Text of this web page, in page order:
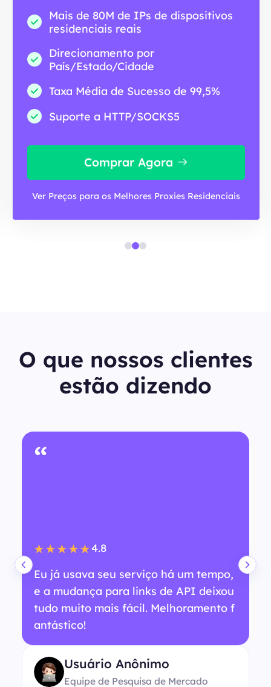
Mais de 80M de IPs de dispositivos
residenciais reais
Direcionamento por
País/Estado/Cidade
Taxa Média de Sucesso de 99,5%
Suporte a HTTP/SOCKS5
Comprar Agora
Ver Preços para os Melhores Proxies Residenciais
O que nossos clientes
estão dizendo
“
★★★★★4.8
Eu já usava seu serviço há um tempo,
e a mudança para links de API deixou
tudo muito mais fácil. Melhoramento f
antástico!
Usuário Anônimo
Equipe de Pesquisa de Mercado